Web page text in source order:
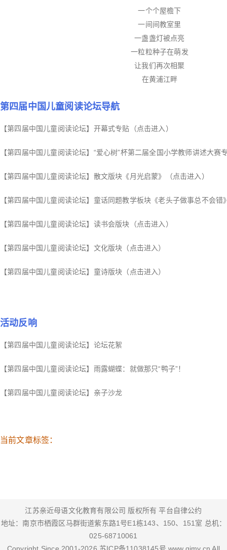
一个个屋檐下
一间间教室里
一盏盏灯被点亮
一粒粒种子在萌发
让我们再次相聚
在黄浦江畔
第四届中国儿童阅读论坛导航
【第四届中国儿童阅读论坛】开幕式专贴（点击进入）
【第四届中国儿童阅读论坛】“爱心树”杯第二届全国小学教师讲述大赛
【第四届中国儿童阅读论坛】散文版块《月光启蒙》（点击进入）
【第四届中国儿童阅读论坛】童话同题教学板块《老头子做事总不会错
【第四届中国儿童阅读论坛】读书会版块（点击进入）
【第四届中国儿童阅读论坛】文化版块（点击进入）
【第四届中国儿童阅读论坛】童诗版块（点击进入）
活动反响
【第四届中国儿童阅读论坛】论坛花絮
【第四届中国儿童阅读论坛】雨露蝴蝶：就做那只“鸭子”！
【第四届中国儿童阅读论坛】亲子沙龙
当前文章标签：
江苏亲近母语文化教育有限公司 版权所有平台自律公约
地址：南京市栖霞区马群街道紫东路1号E1栋143、150、151室 总机：
025-68710061